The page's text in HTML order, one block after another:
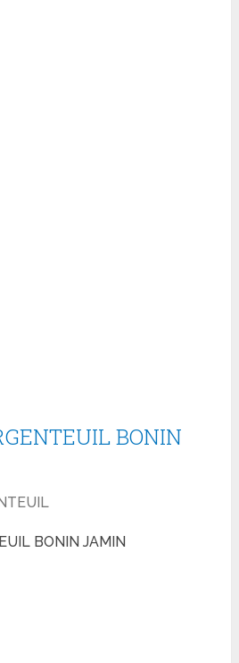
BONIN
BONIN JAMIN